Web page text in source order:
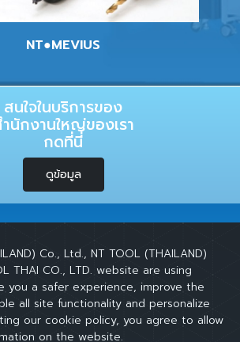
NT●MEVIUS
สนใจในบริการของ
นักงานใหญ่ของเรา
กดที่นี่
ดูข้อมูล
Co., Ltd., NT TOOL (THAILAND)
THAI CO., LTD. website are using
you a safer experience, improve the
all site functionality and personalize
our cookie policy, you agree to allow
on the website.